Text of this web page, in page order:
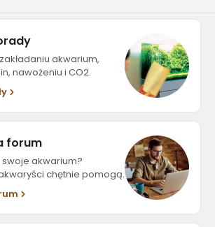
akwarium,
nawożeniu i CO2.
forum
akwarium?
chętnie pomogą.